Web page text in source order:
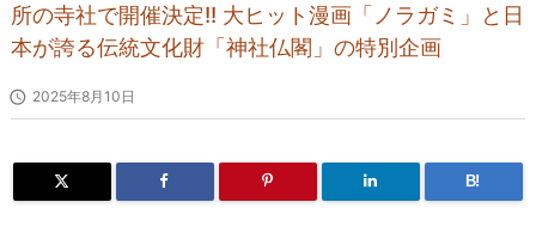
所の寺社で開催決定!! 大ヒット漫画「ノラガミ」と日
本が誇る伝統文化財「神社仏閣」の特別企画
 2025年8月10日
B!